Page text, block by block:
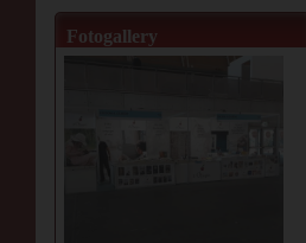
Fotogallery